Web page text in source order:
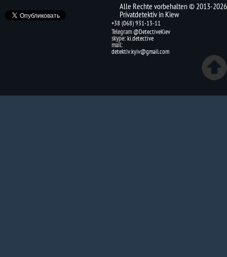
Alle Rechte vorbehalten © 2013-2026
Privatdetektiv in Kiew
+38 (068) 931-13-11
Telegram @DetectiveKiev
skype:ki.detective
mail:
detektiv.kyiv@gmail.com